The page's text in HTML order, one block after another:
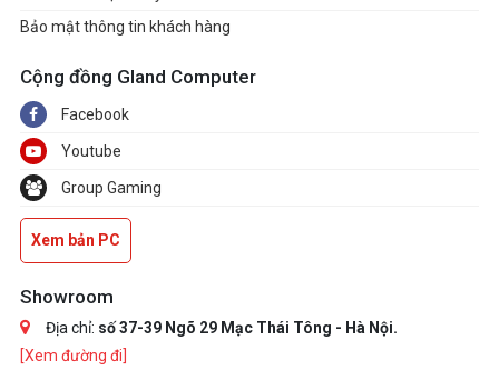
Bảo mật thông tin khách hàng
Cộng đồng Gland Computer
Facebook
Youtube
Group Gaming
Xem bản PC
Showroom
Địa chỉ: số 37-39 Ngõ 29 Mạc Thái Tông - Hà Nội.
[Xem đường đi]